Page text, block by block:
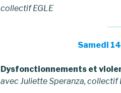
collectif EGLE
Samedi 14
Dysfonctionnements et
avec Juliette Speranza, collectif